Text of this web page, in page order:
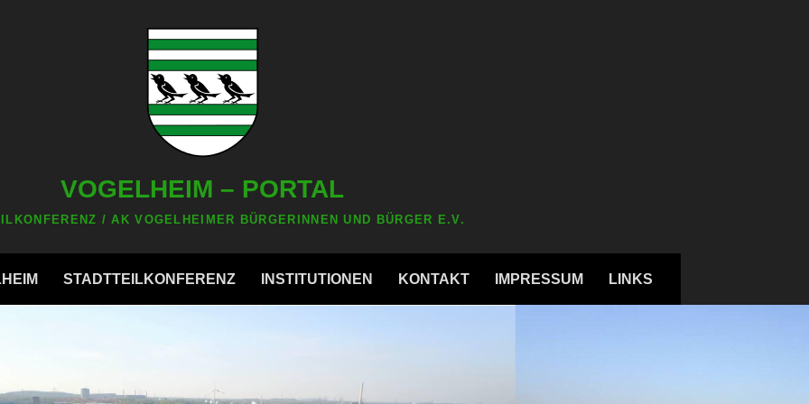
VOGELHEIM – PORTAL
/ AK VOGELHEIMER BÜRGERINNEN UND BÜRGER E.V.
STADTTEILKONFERENZ INSTITUTIONEN KONTAKT IMPRESSUM LINKS